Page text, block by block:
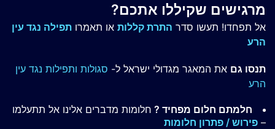
מרגישים שקיללו אתכם?
אל תפחדו! תעשו סדר התרת קללות או תאמרו תפילה נגד עין
הרע
תנסו גם את המאגר מגדולי ישראל ל- סגולות ותפילות נגד עין
הרע
חלמתם חלום מפחיד ? חלומות מדברים אלינו אל תתעלמו
– פירוש / פתרון חלומות